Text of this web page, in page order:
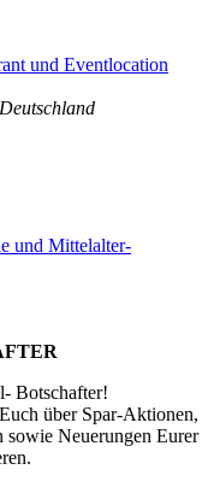
und Eventlocation
Deutschland
und Mittelalter-
Botschafter!
über Spar-Aktionen,
Neuerungen Eurer